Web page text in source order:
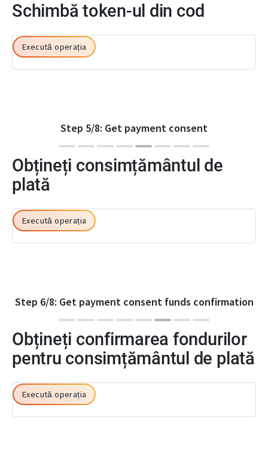
Schimbă token-ul din cod
Execută operația
Step 5/8: Get payment consent
Obțineți consimțământul de
plată
Execută operația
Step 6/8: Get payment consent funds confirmation
Obțineți confirmarea fondurilor
pentru consimțământul de plată
Execută operația